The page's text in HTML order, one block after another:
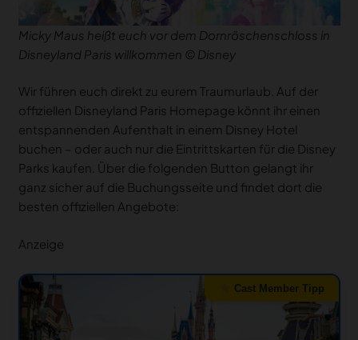
Micky Maus heißt euch vor dem Dornröschenschloss in
Disneyland Paris willkommen © Disney
Wir führen euch direkt zu eurem Traumurlaub. Auf der
offiziellen Disneyland Paris Homepage könnt ihr einen
entspannenden Aufenthalt in einem Disney Hotel
buchen – oder auch nur die Eintrittskarten für die Disney
Parks kaufen. Über die folgenden Button gelangt ihr
ganz sicher auf die Buchungsseite und findet dort die
besten offiziellen Angebote:
Anzeige
Cast Member Tipp